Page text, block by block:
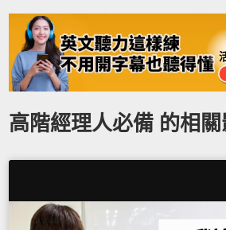
高階經理人必備 的相關